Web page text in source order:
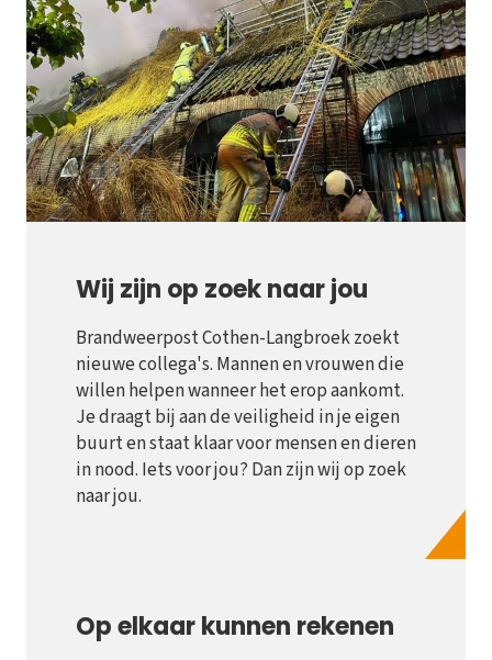
Wij zijn op zoek naar jou
Brandweerpost Cothen-Langbroek zoekt
nieuwe collega's. Mannen en vrouwen die
willen helpen wanneer het erop aankomt.
Je draagt bij aan de veiligheid in je eigen
buurt en staat klaar voor mensen en dieren
in nood. Iets voor jou? Dan zijn wij op zoek
naar jou.
Op elkaar kunnen rekenen